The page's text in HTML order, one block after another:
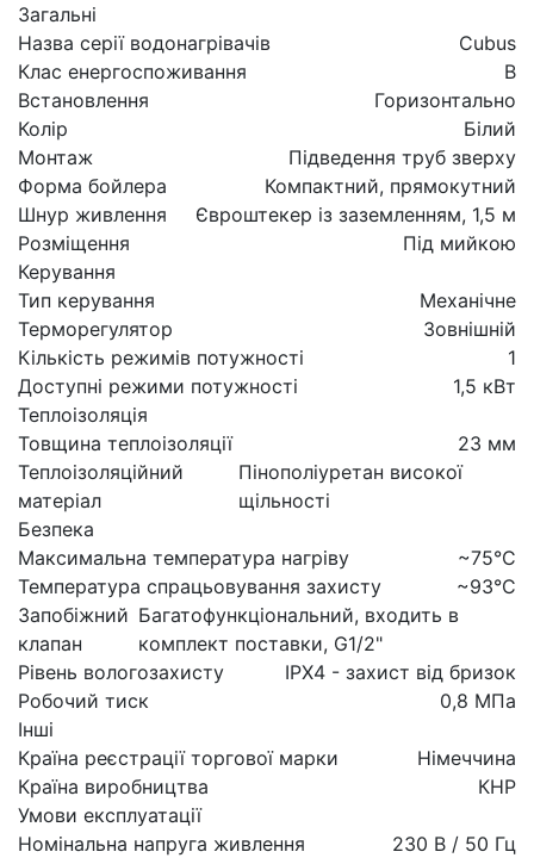
Загальні
Назва серії водонагрівачів
Cubus
Клас енергоспоживання
B
Встановлення
Горизонтально
Колір
Білий
Монтаж
Підведення труб зверху
Форма бойлера
Компактний, прямокутний
Шнур живлення
Євроштекер із заземленням, 1,5 м
Розміщення
Під мийкою
Керування
Тип керування
Механічне
Терморегулятор
Зовнішній
Кількість режимів потужності
1
Доступні режими потужності
1,5 кВт
Теплоізоляція
Товщина теплоізоляції
23 мм
Теплоізоляційний
матеріал
Пінополіуретан високої
щільності
Безпека
Максимальна температура нагріву
~75°C
Температура спрацьовування захисту
~93°C
Запобіжний
клапан
Багатофункціональний, входить в
комплект поставки, G1/2"
Рівень вологозахисту
IPX4 - захист від бризок
Робочий тиск
0,8 МПа
Інші
Країна реєстрації торгової марки
Німеччина
Країна виробництва
КНР
Умови експлуатації
Номінальна напруга живлення
230 В / 50 Гц